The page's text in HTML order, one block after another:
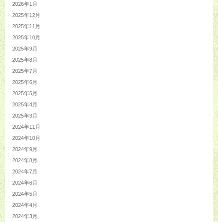
2026年1月
2025年12月
2025年11月
2025年10月
2025年9月
2025年8月
2025年7月
2025年6月
2025年5月
2025年4月
2025年3月
2024年11月
2024年10月
2024年9月
2024年8月
2024年7月
2024年6月
2024年5月
2024年4月
2024年3月